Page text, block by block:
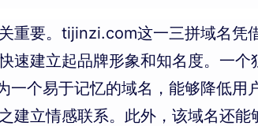
重要。tijinzi.com这一三拼域名凭
速建立起品牌形象和知名度。一
个易于记忆的域名，能够降低用
建立情感联系。此外，该域名还